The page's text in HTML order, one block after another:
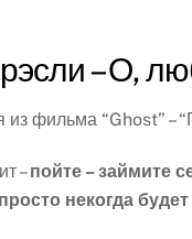
– О,
из фильма “Ghost” –
–пойте – займите
некогда будет